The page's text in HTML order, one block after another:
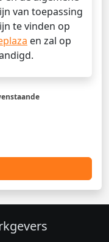
van toepassing
te vinden op
en zal op